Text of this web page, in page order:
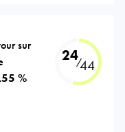
sur
%
24⁄44